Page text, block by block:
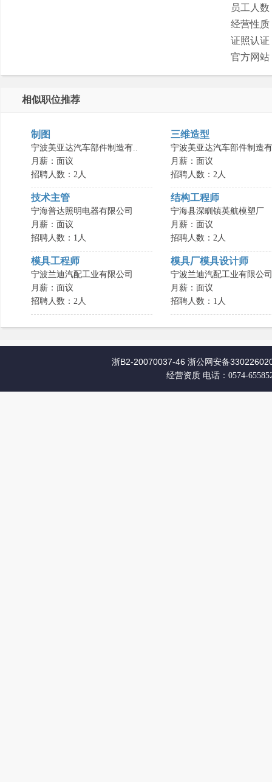
员工人数
经营性质
证照认证
官方网站
相似职位推荐
制图
宁波美亚达汽车部件制造有..
月薪：面议
招聘人数：2人
三维造型
宁波美亚达汽车部件制造
月薪：面议
招聘人数：2人
技术主管
宁海普达照明电器有限公司
月薪：面议
招聘人数：1人
结构工程师
宁海县深甽镇英航模塑厂
月薪：面议
招聘人数：2人
模具工程师
宁波兰迪汽配工业有限公司
月薪：面议
招聘人数：2人
模具厂模具设计师
宁波兰迪汽配工业有限公司
月薪：面议
招聘人数：1人
浙B2-20070037-46 浙公网安备
经营资质 电话：0574-